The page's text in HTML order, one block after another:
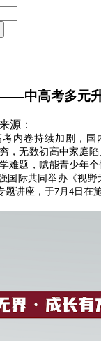
中高考多元
源：
内卷持续加剧，国
，无数初高中家庭
难题，赋能青少年
国际共同举办《视野
题讲座，于7月 4 日在